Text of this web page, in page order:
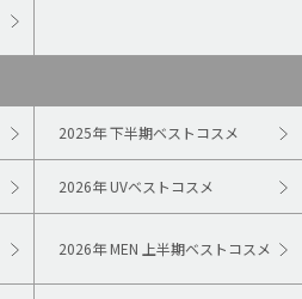
2025年 下半期ベストコスメ
2026年 UVベストコスメ
2026年 MEN 上半期ベストコスメ